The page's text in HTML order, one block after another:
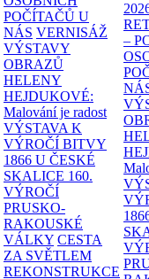
POČÍTAČŮ U
NÁS VERNISÁŽ
VÝSTAVY
OBRAZŮ
HELENY
HEJDUKOVÉ:
Malování je radost
VÝSTAVA K
VÝROČÍ BITVY
1866 U ČESKÉ
SKALICE 160.
VÝROČÍ
PRUSKO-
RAKOUSKÉ
VÁLKY CESTA
ZA SVĚTLEM
REKONSTRUKCE
–